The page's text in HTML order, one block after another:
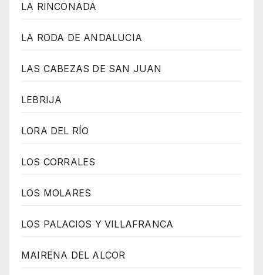
LA RINCONADA
LA RODA DE ANDALUCIA
LAS CABEZAS DE SAN JUAN
LEBRIJA
LORA DEL RÍO
LOS CORRALES
LOS MOLARES
LOS PALACIOS Y VILLAFRANCA
MAIRENA DEL ALCOR